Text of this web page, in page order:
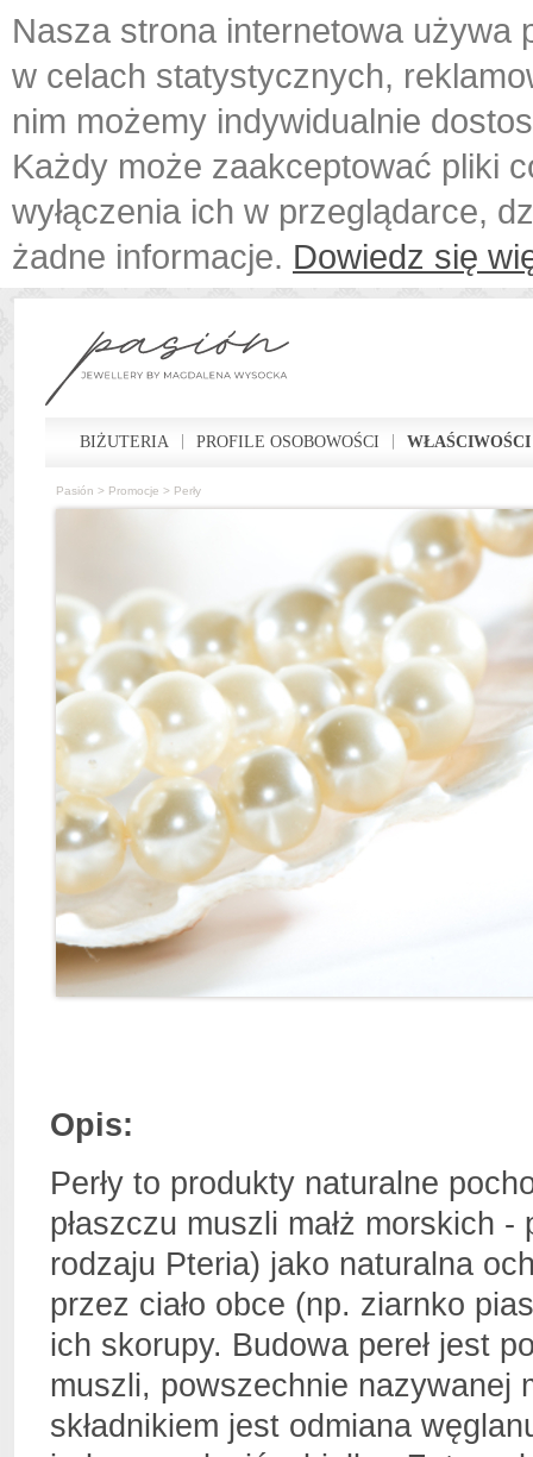
Nasza strona internetowa używa
w celach statystycznych,
nim możemy indywidualnie
Każdy może zaakceptować pliki
wyłączenia ich w przeglądarce,
żadne informacje. Dowiedz się
BIŻUTERIA PROFILE OSOBOWOŚCI
Pasión > Promocje > Perły
Opis:
Perły to produkty naturalne
płaszczu muszli małż morskich -
rodzaju Pteria) jako naturalna
przez ciało obce (np. ziarnko
ich skorupy. Budowa pereł jest
muszli, powszechnie nazywanej
składnikiem jest odmiana